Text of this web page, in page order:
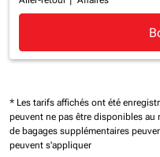
* Les tarifs affichés ont été
peuvent ne pas être disponibles au
de bagages supplémentaires
peuvent s'appliquer